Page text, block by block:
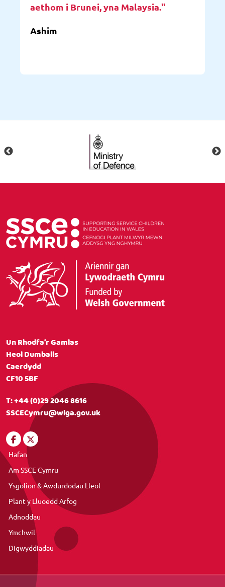
aethom i Brunei, yna Malaysia."
Ashim
Un Rhodfa’r Gamlas
Heol Dumballs
Caerdydd
CF10 5BF
T:+44 (0)29 2046 8616
SSCECymru@wlga.gov.uk
Hafan
Am SSCE Cymru
Ysgolion & Awdurdodau Lleol
Plant y Lluoedd Arfog
Adnoddau
Ymchwil
Digwyddiadau